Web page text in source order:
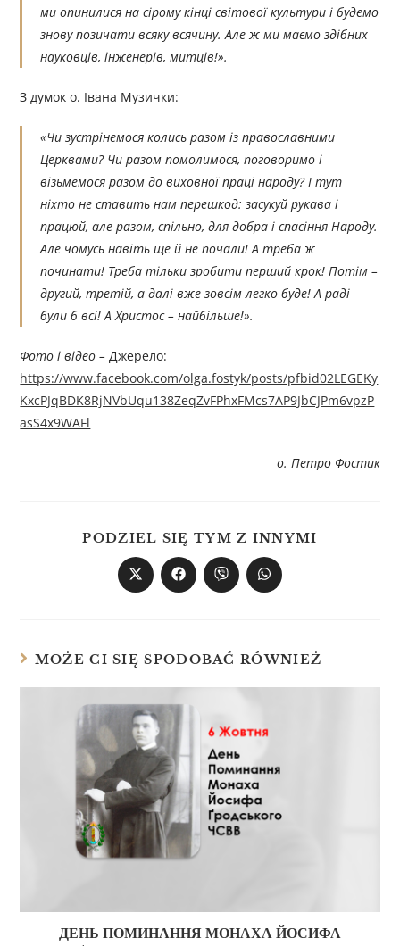
ми опинилися на сірому кінці світової культури і будемо
знову позичати всяку всячину. Але ж ми маємо здібних
науковців, інженерів, митців!».
З думок о. Івана Музички:
«Чи зустрінемося колись разом із православними
Церквами? Чи разом помолимося, поговоримо і
візьмемося разом до виховної праці народу? І тут
ніхто не ставить нам перешкод: засукуй рукава і
працюй, але разом, спільно, для добра і спасіння Народу.
Але чомусь навіть ще й не почали! А треба ж
починати! Треба тільки зробити перший крок! Потім –
другий, третій, а далі вже зовсім легко буде! А раді
були б всі! А Христос – найбільше!».
Фото і відео – Джерелo:
https://www.facebook.com/olga.fostyk/posts/pfbid02LEGEKy
KxcPJqBDK8RjNVbUqu138ZeqZvFPhxFMcs7AP9JbCJPm6vpzP
asS4x9WAFl
о. Петро Фостик
PODZIEL SIĘ TYM Z INNYMI
MOŻE CI SIĘ SPODOBAĆ RÓWNIEŻ
ДЕНЬ ПОМИНАННЯ МОНАХА ЙОСИФА